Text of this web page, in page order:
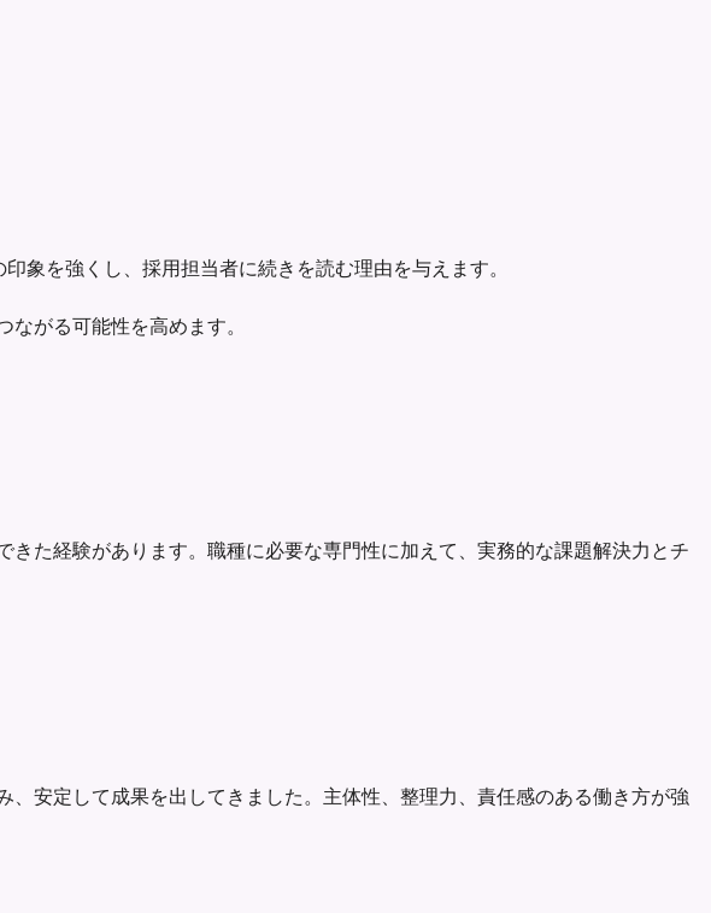
象を強くし、採用担当者に続きを読む理由を与えます。
ながる可能性を高めます。
きた経験があります。職種に必要な専門性に加えて、実務的な課題解決力とチ
、安定して成果を出してきました。主体性、整理力、責任感のある働き方が強